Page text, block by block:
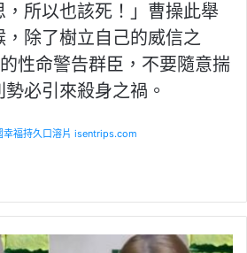
所以也該死！」曹操此舉
除了樹立自己的威信之
性命警告群臣，不要隨意揣
必引來殺身之禍。
幸福持久口溶片 isentrips.com